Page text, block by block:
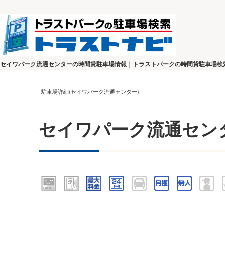
セイワパーク流通センターの時間貸駐車場情報｜トラストパークの時間貸駐車場検
駐車場詳細(セイワパーク流通センター)
セイワパーク流通セン